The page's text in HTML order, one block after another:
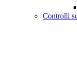
Controlli